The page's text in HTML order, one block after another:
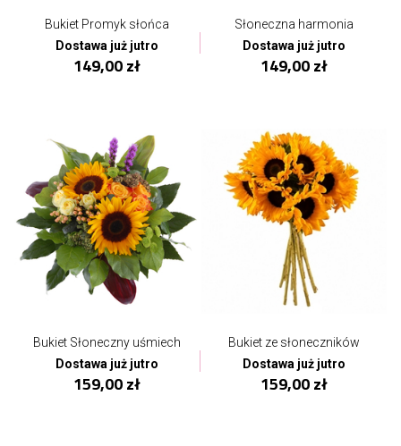
Bukiet Promyk słońca
Dostawa już jutro
149,00 zł
Słoneczna harmonia
Dostawa już jutro
149,00 zł
Bukiet Słoneczny uśmiech
Dostawa już jutro
159,00 zł
Bukiet ze słoneczników
Dostawa już jutro
159,00 zł